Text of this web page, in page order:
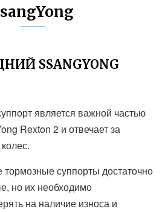
SSANGYONG
является важной частью
Rexton 2 и отвечает за
тормозные суппорты достаточно
но их необходимо
на наличие износа и